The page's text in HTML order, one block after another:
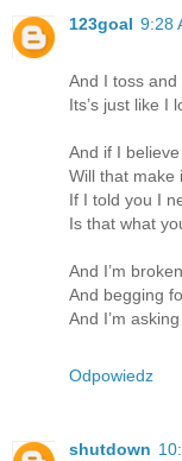
123goal 9:28
And I toss
Its’s just like I
And if I
Will that make
If I told you I
Is that what
And I’m
And begging
And I’m
Odpowiedz
shutdown